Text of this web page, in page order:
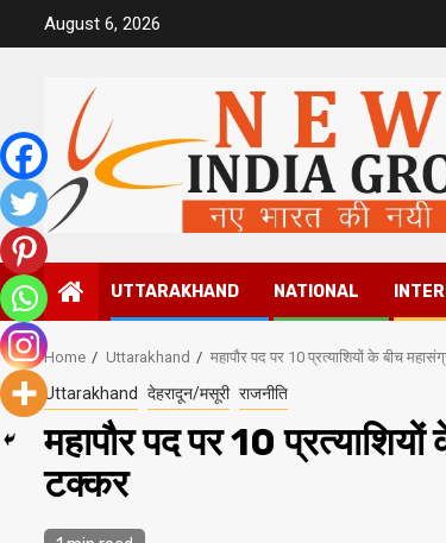
August 6, 2026
UTTARAKHAND NATIONAL
Home Uttarakhand महापौर पद पर 10 प्रत्याशियों के बीच
Uttarakhand देहरादून/मसूरी राजनीति
महापौर पद पर 10
टक्कर